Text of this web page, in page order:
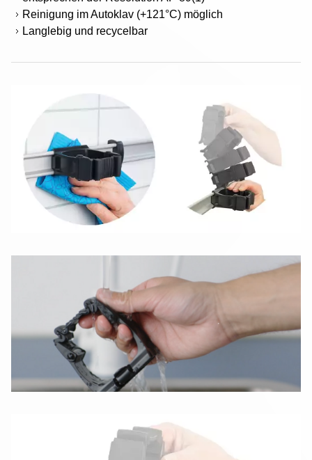
Reinigung im Autoklav (+121°C) möglich
Langlebig und recycelbar